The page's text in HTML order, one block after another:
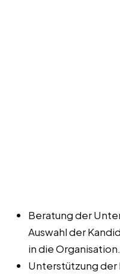
Beratung der
Auswahl der
in die Organisation.
Unterstützung der